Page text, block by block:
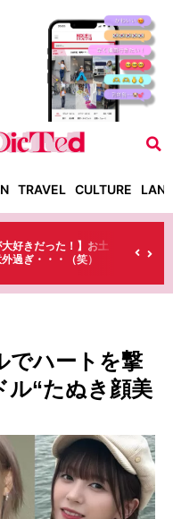
TRAVEL CULTURE
いくの？】日本のド
ものがちょっと…
でハートを撃
“たぬき顔美